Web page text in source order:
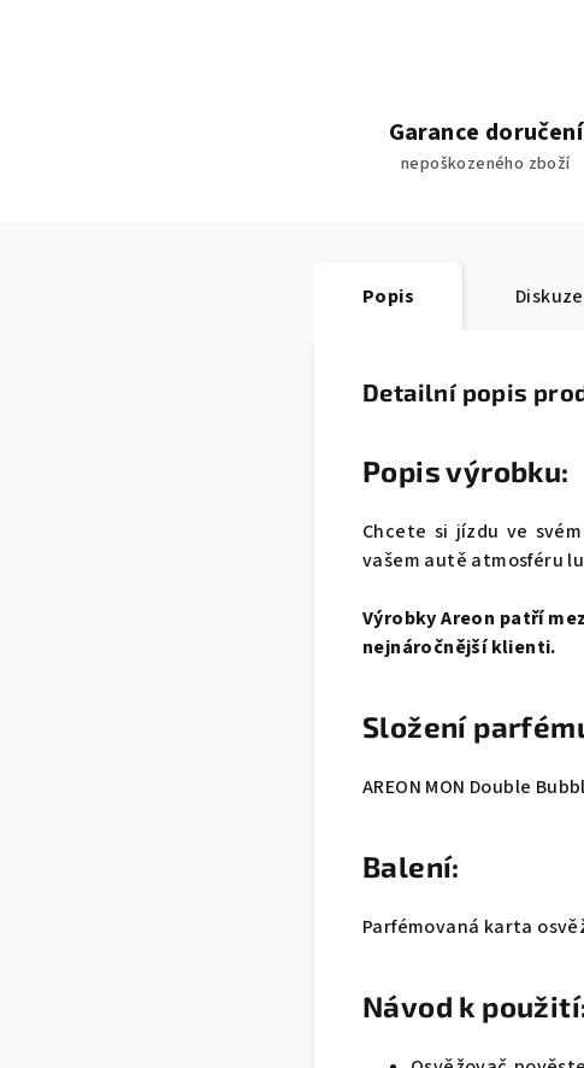
Garance doručení
nepoškozeného zboží
Popis Diskuze
Detailní popis
Popis výrobku:
Chcete si jízdu ve
vašem autě atmosféru
Výrobky Areon patří
nejnáročnější klienti.
Složení
AREON MON Double
Balení:
Parfémovaná karta
Návod k